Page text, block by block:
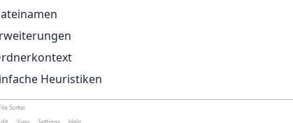
Heuristiken